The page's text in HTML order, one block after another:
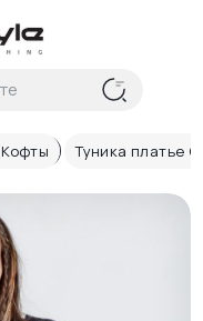
Туника платье